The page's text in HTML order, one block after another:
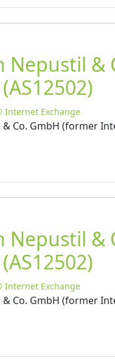
Nepustil &
Internet Exchange
Co. GmbH (former
Nepustil &
Internet Exchange
Co. GmbH (former